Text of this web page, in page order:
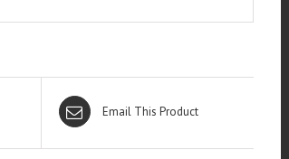
Email This Product